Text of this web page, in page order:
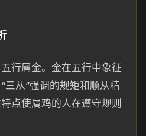
行属金。金在五行中象征
三从”强调的规矩和顺从精
点使属鸡的人在遵守规则